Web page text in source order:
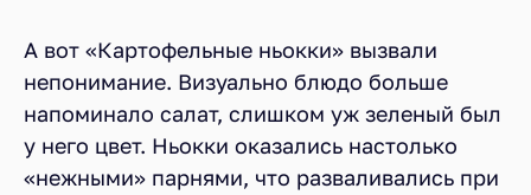
А вот «Картофельные ньокки» вызвали
непонимание. Визуально блюдо больше
напоминало салат, слишком уж зеленый был
у него цвет. Ньокки оказались настолько
«нежными» парнями, что разваливались при